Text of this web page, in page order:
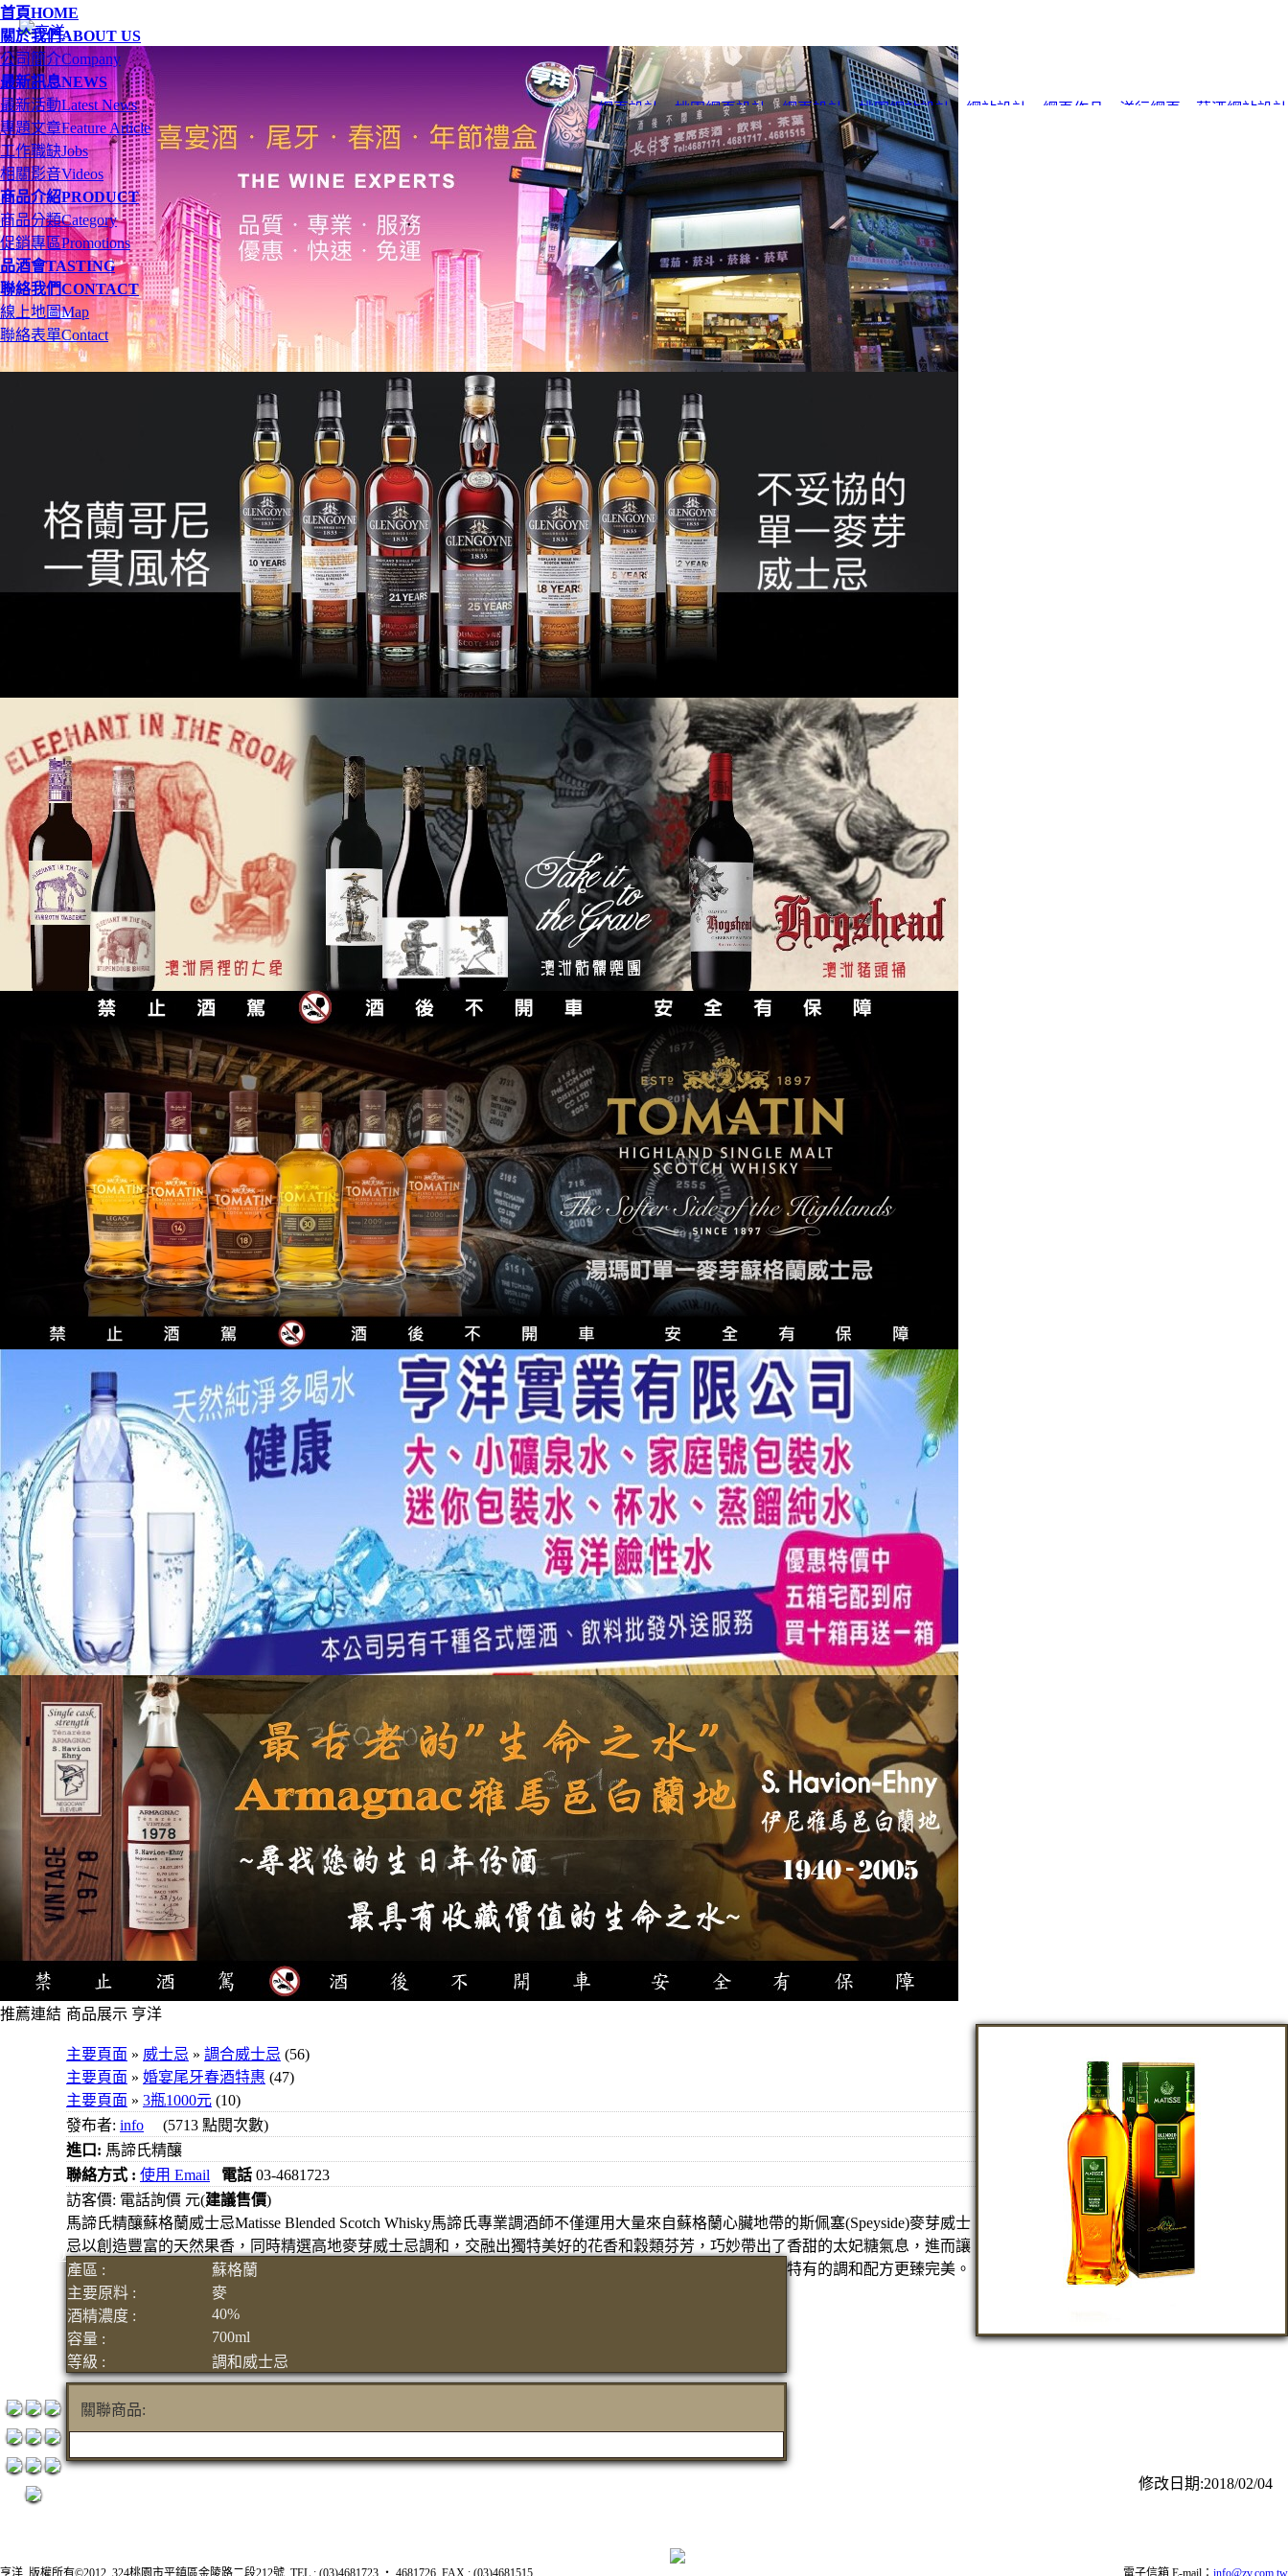
首頁HOME
關於我們ABOUT US
公司簡介Company
最新訊息NEWS
最新活動Latest News
專題文章Feature Article
工作職缺Jobs
相關影音Videos
商品介紹PRODUCT
商品分類Category
促銷專區Promotions
品酒會TASTING
聯絡我們CONTACT
線上地圖Map
聯絡表單Contact
網頁設計 桃園網頁設計 、網頁設計、桃園網站設計、 網站設計 網頁作品 洋行網頁 菸酒網站設計
推薦連結
3瓶2000
商品展示 亨洋
主要頁面 » 威士忌 » 調合威士忌 (56)
主要頁面 » 婚宴尾牙春酒特惠 (47)
主要頁面 » 3瓶1000元 (10)
發布者: info (5713 點閱次數)
進口: 馬諦氏精釀
聯絡方式 : 使用 Email 電話 03-4681723
訪客價: 電話詢價 元(建議售價)
馬諦氏精釀蘇格蘭威士忌Matisse Blended Scotch Whisky馬諦氏專業調酒師不僅運用大量來自蘇格蘭心臟地帶的斯佩塞(Speyside)麥芽威士
忌以創造豐富的天然果香，同時精選高地麥芽威士忌調和，交融出獨特美好的花香和穀類芬芳，巧妙帶出了香甜的太妃糖氣息，進而讓
特有的調和配方更臻完美。
產區 :
蘇格蘭
主要原料 :
麥
酒精濃度 :
40%
容量 :
700ml
等級 :
調和威士忌
關聯商品:
修改日期:2018/02/04
亨洋 版權所有©2012 324桃園市平鎮區金陵路二段212號 TEL : (03)4681723 ‧ 4681726 FAX : (03)4681515 電子信箱 E-mail： info@zv.com.tw